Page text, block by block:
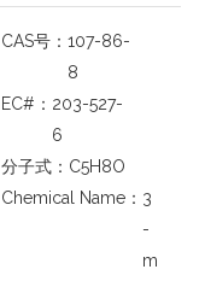
CAS号：107-86-
8
EC#： 203-527-
6
分子式： C5H8O
Chemical Name： 3
-
m